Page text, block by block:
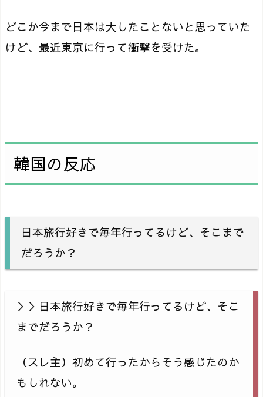
どこか今まで日本は大したことないと思っていた
けど、最近東京に行って衝撃を受けた。
韓国の反応
日本旅行好きで毎年行ってるけど、そこまで
だろうか？
＞＞日本旅行好きで毎年行ってるけど、そこ
までだろうか？
（スレ主）初めて行ったからそう感じたのか
もしれない。